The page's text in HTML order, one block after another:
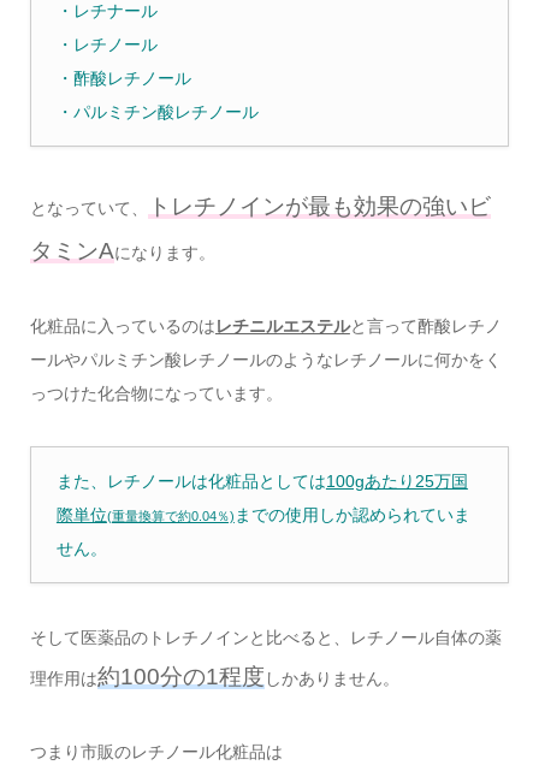
・レチナール
・レチノール
・酢酸レチノール
・パルミチン酸レチノール
となっていて、
トレチノインが最も効果の強いビ
タミンAになります。
化粧品に入っているのはレチニルエステルと言って酢酸レチノ
ールやパルミチン酸レチノールのようなレチノールに何かをく
っつけた化合物になっています。
また、レチノールは化粧品としては100gあたり25万国
際単位(重量換算で約0.04％) までの使用しか認められていま
せん。
そして医薬品のトレチノインと比べると、レチノール自体の薬
理作用は約100分の1程度 しかありません。
つまり市販のレチノール化粧品は